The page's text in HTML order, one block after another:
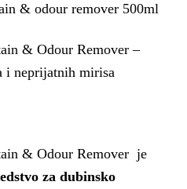
& odour remover 500ml
& Odour Remover –
i neprijatnih mirisa
& Odour Remover je
za dubinsko